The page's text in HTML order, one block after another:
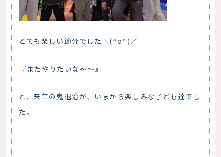
とても楽しい節分でした＼(^o^)／
『またやりたいな～～』
と、来年の鬼退治が、いまから楽しみな子ども達でし
た。